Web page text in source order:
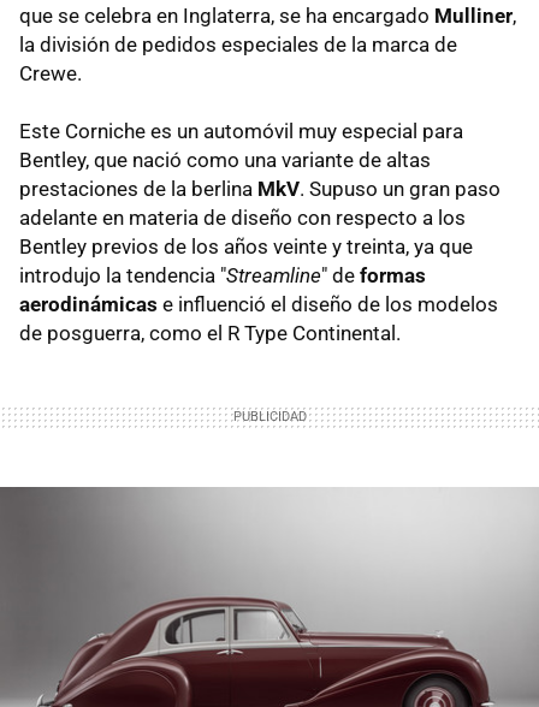
que se celebra en Inglaterra, se ha encargado Mulliner,
la división de pedidos especiales de la marca de
Crewe.
Este Corniche es un automóvil muy especial para
Bentley, que nació como una variante de altas
prestaciones de la berlina MkV. Supuso un gran paso
adelante en materia de diseño con respecto a los
Bentley previos de los años veinte y treinta, ya que
introdujo la tendencia "Streamline" de formas
aerodinámicas e influenció el diseño de los modelos
de posguerra, como el R Type Continental.